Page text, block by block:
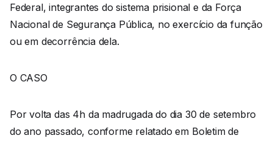
Federal, integrantes do sistema prisional e da Força
Nacional de Segurança Pública, no exercício da função
ou em decorrência dela.
O CASO
Por volta das 4h da madrugada do dia 30 de setembro
do ano passado, conforme relatado em Boletim de